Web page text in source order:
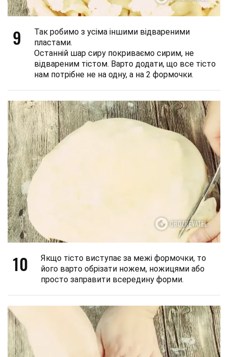
9
Так робимо з усіма іншими відвареними
пластами.
Останній шар сиру покриваємо сирим, не
відвареним тістом. Варто додати, що все тісто
нам потрібне не на одну, а на 2 формочки.
10
Якщо тісто виступає за межі формочки, то
його варто обрізати ножем, ножицями або
просто заправити всередину форми.